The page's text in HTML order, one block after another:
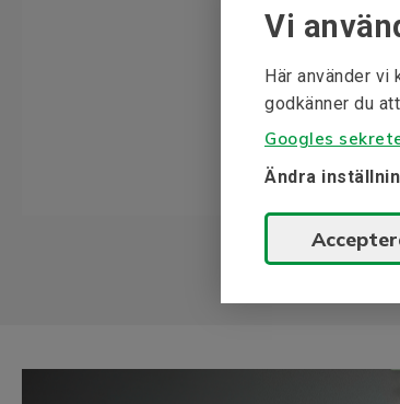
Vi
Här använder
godkänner du
Googles
Ändra